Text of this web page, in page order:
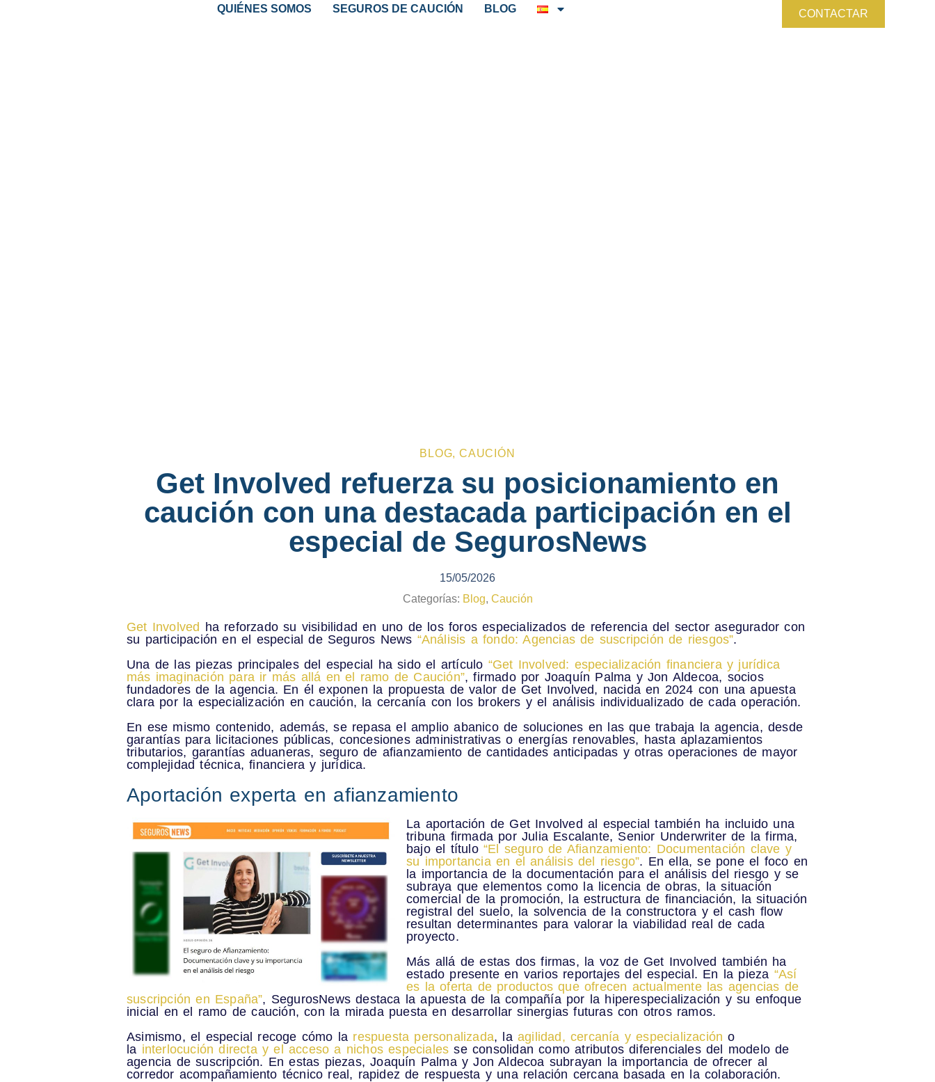
QUIÉNES SOMOS SEGUROS DE CAUCIÓN BLOG CONTACTAR
BLOG,CAUCIÓN
Get Involved refuerza su posicionamiento en
caución con una destacada participación en el
especial de SegurosNews
15/05/2026
Categorías: Blog, Caución
Get Involved ha reforzado su visibilidad en uno de los foros especializados de referencia del sector asegurador con
su participación en el especial de Seguros News “Análisis a fondo: Agencias de suscripción de riesgos”.
Una de las piezas principales del especial ha sido el artículo “Get Involved: especialización financiera y jurídica
más imaginación para ir más allá en el ramo de Caución”, firmado por Joaquín Palma y Jon Aldecoa, socios
fundadores de la agencia. En él exponen la propuesta de valor de Get Involved, nacida en 2024 con una apuesta
clara por la especialización en caución, la cercanía con los brokers y el análisis individualizado de cada operación.
En ese mismo contenido, además, se repasa el amplio abanico de soluciones en las que trabaja la agencia, desde
garantías para licitaciones públicas, concesiones administrativas o energías renovables, hasta aplazamientos
tributarios, garantías aduaneras, seguro de afianzamiento de cantidades anticipadas y otras operaciones de mayor
complejidad técnica, financiera y jurídica.
Aportación experta en afianzamiento
La aportación de Get Involved al especial también ha incluido una
tribuna firmada por Julia Escalante, Senior Underwriter de la firma,
bajo el título “El seguro de Afianzamiento: Documentación clave y
su importancia en el análisis del riesgo”. En ella, se pone el foco en
la importancia de la documentación para el análisis del riesgo y se
subraya que elementos como la licencia de obras, la situación
comercial de la promoción, la estructura de financiación, la situación
registral del suelo, la solvencia de la constructora y el cash flow
resultan determinantes para valorar la viabilidad real de cada
proyecto.
Más allá de estas dos firmas, la voz de Get Involved también ha
estado presente en varios reportajes del especial. En la pieza “Así
es la oferta de productos que ofrecen actualmente las agencias de
suscripción en España”, SegurosNews destaca laapuesta de la compañía por la hiperespecialización y su enfoque
inicial en el ramo de caución, con la mirada puesta en desarrollar sinergias futuras con otros ramos.
Asimismo, el especial recoge cómo la respuesta personalizada, laagilidad, cercanía y especialización o
la interlocución directa y el acceso a nichos especiales se consolidan como atributos diferenciales del modelo de
agencia de suscripción. En estas piezas, Joaquín Palma y Jon Aldecoa subrayan la importancia de ofrecer al
corredor acompañamiento técnico real, rapidez de respuesta y una relación cercana basada en la colaboración.